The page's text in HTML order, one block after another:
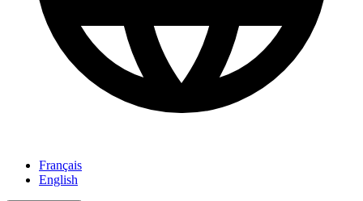
Français
English